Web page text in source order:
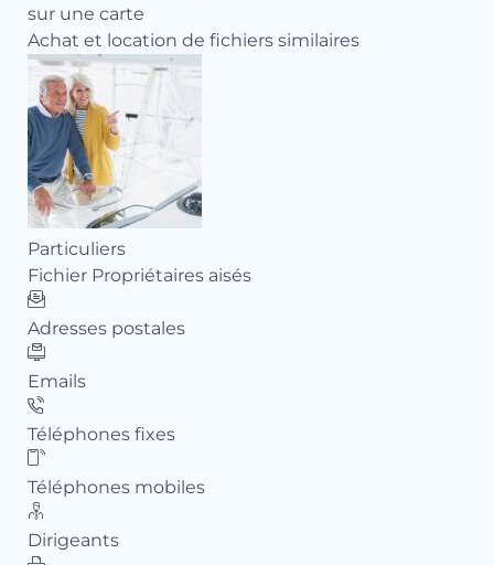
sur une carte
Achat et location de fichiers similaires
Particuliers
Fichier Propriétaires aisés
Adresses postales
Emails
Téléphones fixes
Téléphones mobiles
Dirigeants